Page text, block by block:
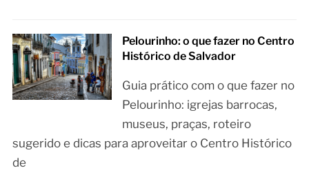
Pelourinho: o que fazer no Centro
Histórico de Salvador
Guia prático com o que fazer no
Pelourinho: igrejas barrocas,
museus, praças, roteiro
sugerido e dicas para aproveitar o Centro Histórico
de